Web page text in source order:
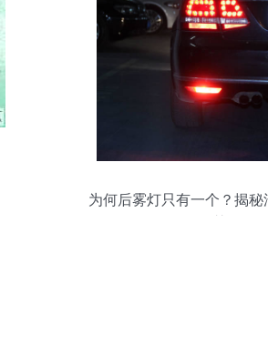
为何后雾灯只有一个？揭秘